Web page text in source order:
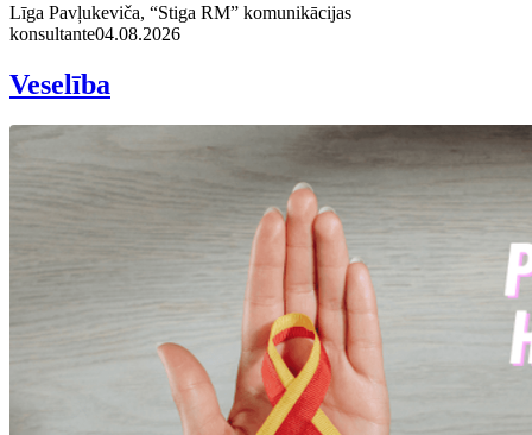
Līga Pavļukeviča, “Stiga RM” komunikācijas
konsultante04.08.2026
Veselība